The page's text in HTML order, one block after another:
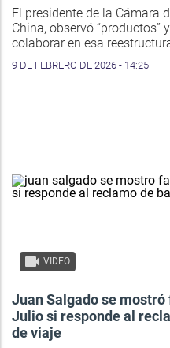
El presidente de la Cámara
China, observó “productos”
colaborar en esa
9 DE FEBRERO DE 2026 - 14:25
VIDEO
Juan Salgado se
Julio si responde al
de viaje